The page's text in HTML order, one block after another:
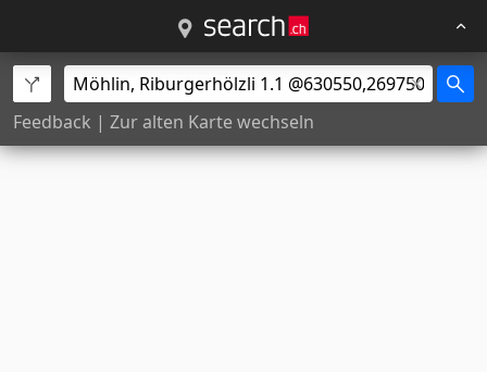
Feedback | Zur alten Karte wechseln